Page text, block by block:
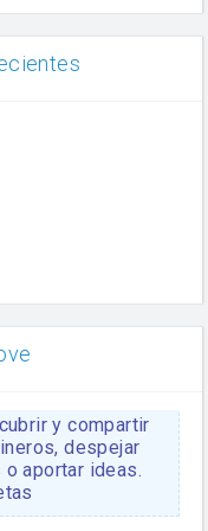
y compartir
despejar
aportar ideas.